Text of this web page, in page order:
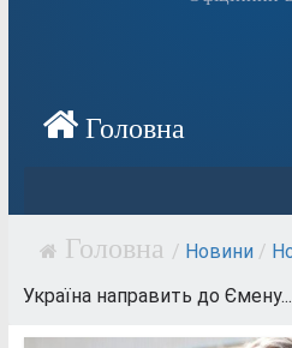
/ Новини /
Україна направить до Ємену...